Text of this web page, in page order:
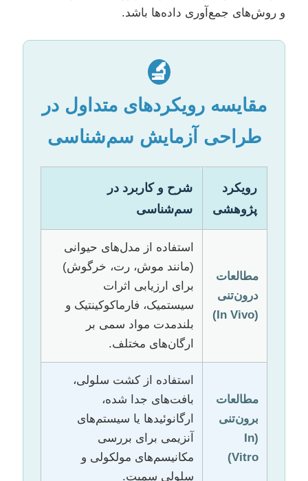
و روش‌های جمع‌آوری داده‌ها باشد.
🔬
مقایسه رویکردهای متداول در
طراحی آزمایش سم‌شناسی
رویکرد
پژوهشی
شرح و کاربرد در
سم‌شناسی
مطالعات
درون‌تنی
(In Vivo)
استفاده از مدل‌های حیوانی
(مانند موش، رت، خرگوش)
برای ارزیابی اثرات
سیستمیک، فارماکوکینتیک و
بلندمدت مواد سمی بر
ارگان‌های مختلف.
مطالعات
برون‌تنی
(In
Vitro)
استفاده از کشت سلولی،
بافت‌های جدا شده،
ارگانوئیدها یا سیستم‌های
آنزیمی برای بررسی
مکانیسم‌های مولکولی و
سلولی سمیت.